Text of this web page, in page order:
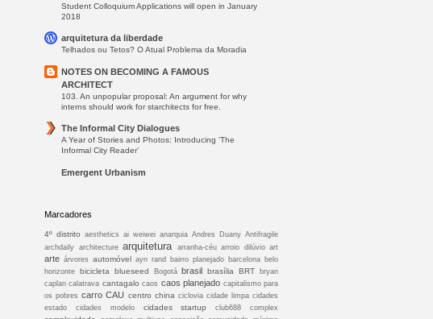
Student Colloquium Applications will open in January
2018
arquitetura da liberdade
Telhados ou Tetos? O Atual Problema da Moradia
NOTES ON BECOMING A FAMOUS
ARCHITECT
103. An unpopular proposal: An argument for why
interns should work for starchitects for free.
The Informal City Dialogues
A Year of Stories and Photos: Introducing ‘The
Informal City Reader’
Emergent Urbanism
Marcadores
4º distrito aesthetics ai weiwei anarquia Andres Duany Antifragile
archdaily architecture arquitetura arranha-céu arroio dilúvio art
arte árvores automóvel ayn rand bairro planejado barcelona belo
horizonte bicicleta blueseed Bogotá brasil brasília BRT
bryan
caplan calatrava cantagalo caos caos planejado capitalismo para
os pobres carro CAU centro china ciclovia cidade limpa cidades
estado
cidades modelo cidades startup club688 complex